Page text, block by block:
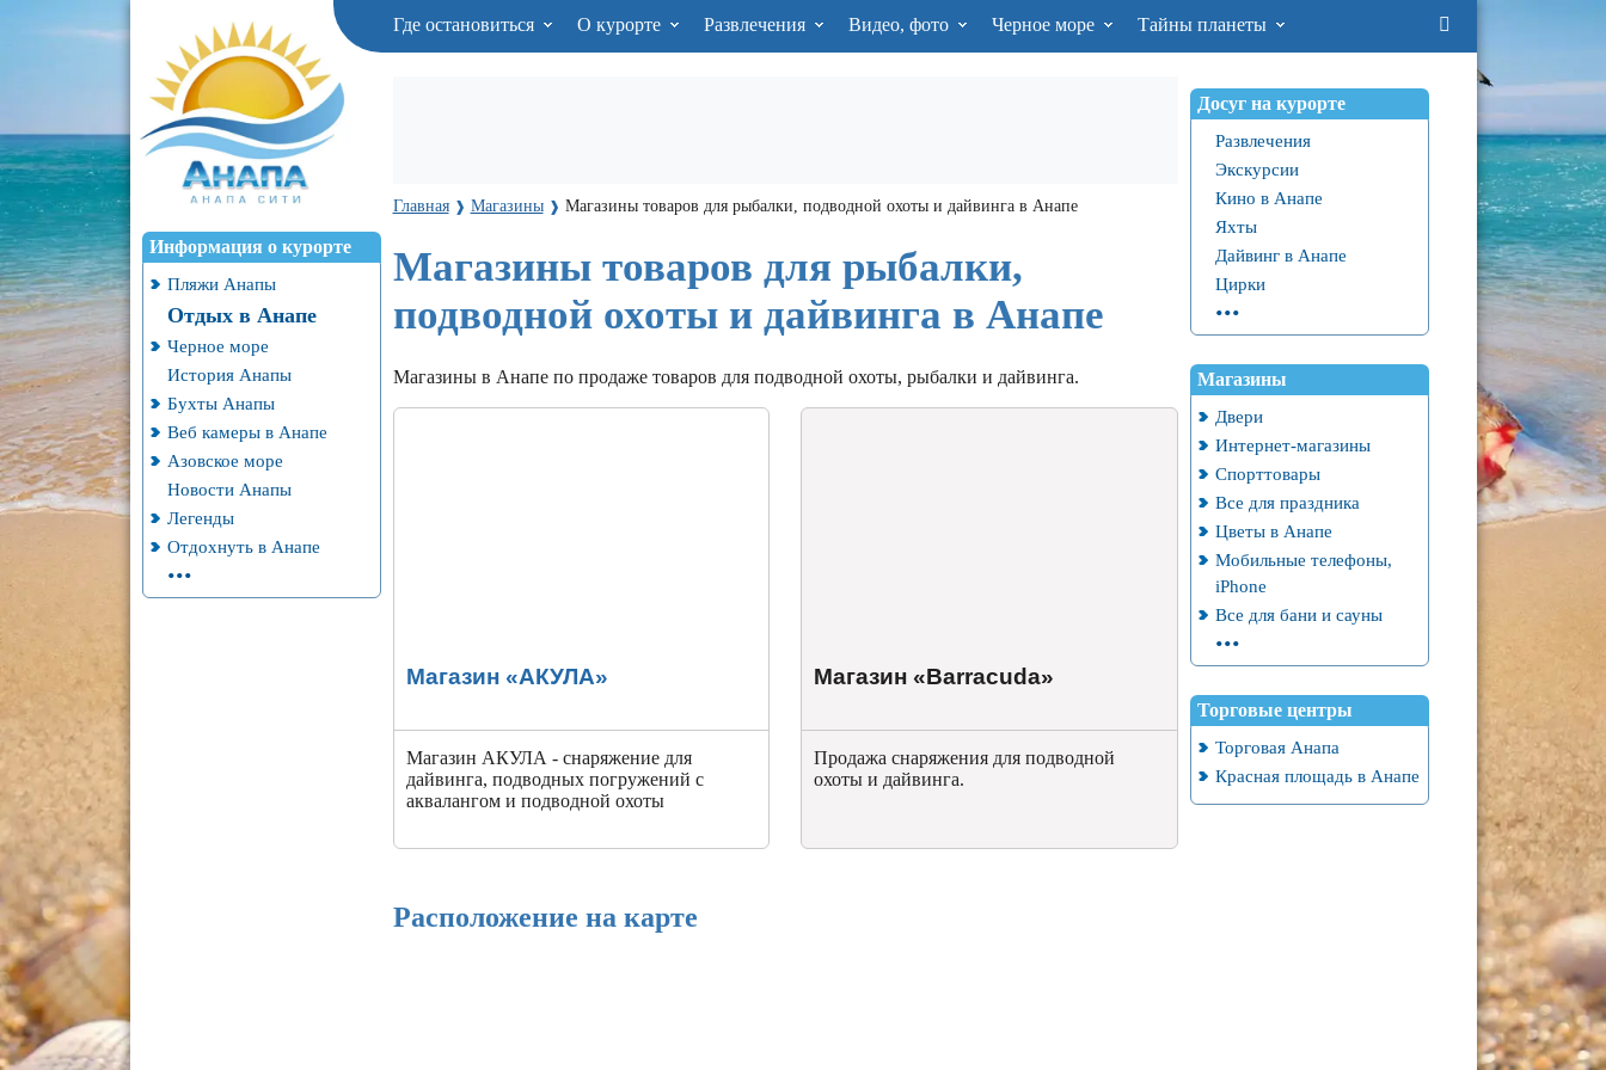
Где остановиться О курорте Развлечения Видео, фото Черное море Тайны планеты
Информация о курорте
Пляжи Анапы
Отдых в Анапе
Черное море
История Анапы
Бухты Анапы
Веб камеры в Анапе
Азовское море
Новости Анапы
Легенды
Отдохнуть в Анапе
...
Главная ❱ Магазины ❱ Магазины товаров для рыбалки, подводной охоты и дайвинга в Анапе
Магазины товаров для рыбалки,
подводной охоты и дайвинга в Анапе
Магазины в Анапе по продаже товаров для подводной охоты, рыбалки и дайвинга.
Магазин «АКУЛА»
Магазин АКУЛА - снаряжение для
дайвинга, подводных погружений с
аквалангом и подводной охоты
Магазин «Barracuda»
Продажа снаряжения для подводной
охоты и дайвинга.
Расположение на карте
Досуг на курорте
Развлечения
Экскурсии
Кино в Анапе
Яхты
Дайвинг в Анапе
Цирки
...
Магазины
Двери
Интернет-магазины
Спорттовары
Все для праздника
Цветы в Анапе
Мобильные телефоны,
iPhone
Все для бани и сауны
...
Торговые центры
Торговая Анапа
Красная площадь в Анапе